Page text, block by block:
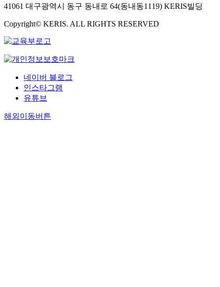
41061 대구광역시 동구 동내로 64(동내동1119) KERIS빌딩
Copyright© KERIS. ALL RIGHTS RESERVED
네이버 블로그
인스타그램
유튜브
해외이동버튼